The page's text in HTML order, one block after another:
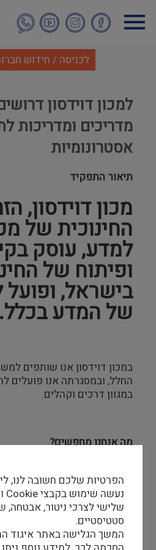
לתוכן
העיקרי
לכניסה / חידוש
למכון דוידסון
מדריכים ומדריכות
אסטרונומיות
תיאור התפקיד
מכון דוידסון,
החינוכית של
למדע, עוסק
ופיתוח של
בישראל,
של המדע בכלל.
במכון דוידסון אנו שותפים
החלל, ובמסגרתה אנו פועלים
במגוון דרכים וקהלים.
מה אנחנו מחפשים?
לתחום המדע וההדרכה, אשר
מפעילות חווייתית לבני נוער
הפרטיות שלכם חשובה לנו,
שלישי לצרכי ניטור, אבטחה,
סטטיסטיים.
המשך הגלישה באתר איגוד